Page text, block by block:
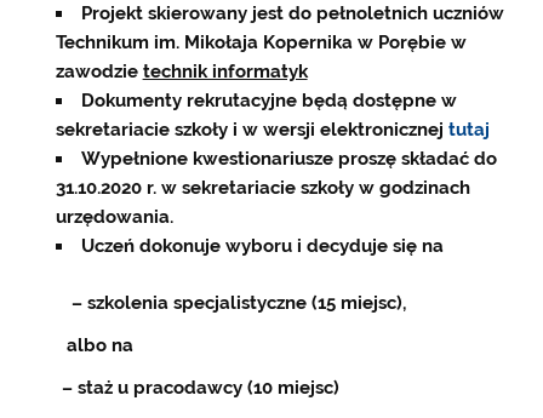
Projekt skierowany jest do pełnoletnich uczniów
Technikum im. Mikołaja Kopernika w Porębie w
zawodzie technik informatyk
Dokumenty rekrutacyjne będą dostępne w
sekretariacie szkoły i w wersji elektronicznej tutaj
Wypełnione kwestionariusze proszę składać do
31.10.2020 r. w sekretariacie szkoły w godzinach
urzędowania.
Uczeń dokonuje wyboru i decyduje się na
– szkolenia specjalistyczne (15 miejsc),
albo na
– staż u pracodawcy (10 miejsc)